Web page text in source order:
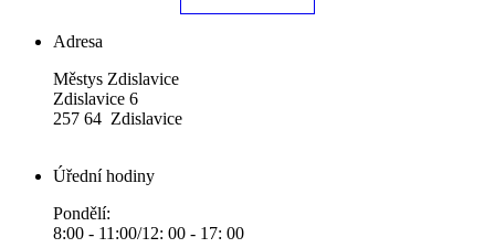
Adresa
Městys Zdislavice
Zdislavice 6
257 64 Zdislavice
Úřední hodiny
Pondělí:
8:00 - 11:00/12: 00 - 17: 00